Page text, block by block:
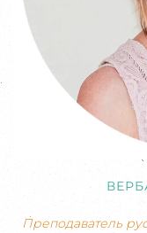
Преподаватель